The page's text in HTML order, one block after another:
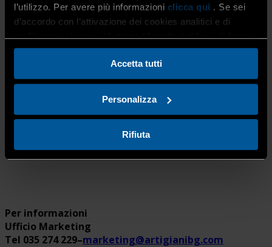
l’utilizzo. Per avere più informazioni clicca qui . Se sei
d’accordo con l’attivazione dei cookies analitici e di
profilazione clicca sul bottone “Accetta tutti” qui di fianco.
Accetta tutti
Personalizza
Rifiuta
Elettrodomestici Bosch e Siemens
Accessori per la cucina e la casa
Ricambi originali
Sede:Via Michelangelo Buonarroti 40 Seriate (BG)
aemilesi@exclusiveservice.net
Per informazioni
Ufficio Marketing
Tel 035 274 229–marketing@artigianibg.com